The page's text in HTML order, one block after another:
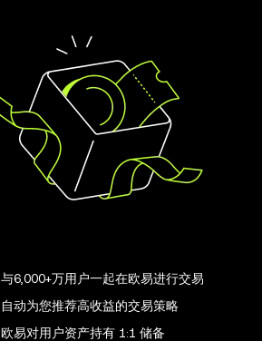
与6,000+万用户一起在欧易进行交易
自动为您推荐高收益的交易策略
欧易对用户资产持有 1:1 储备